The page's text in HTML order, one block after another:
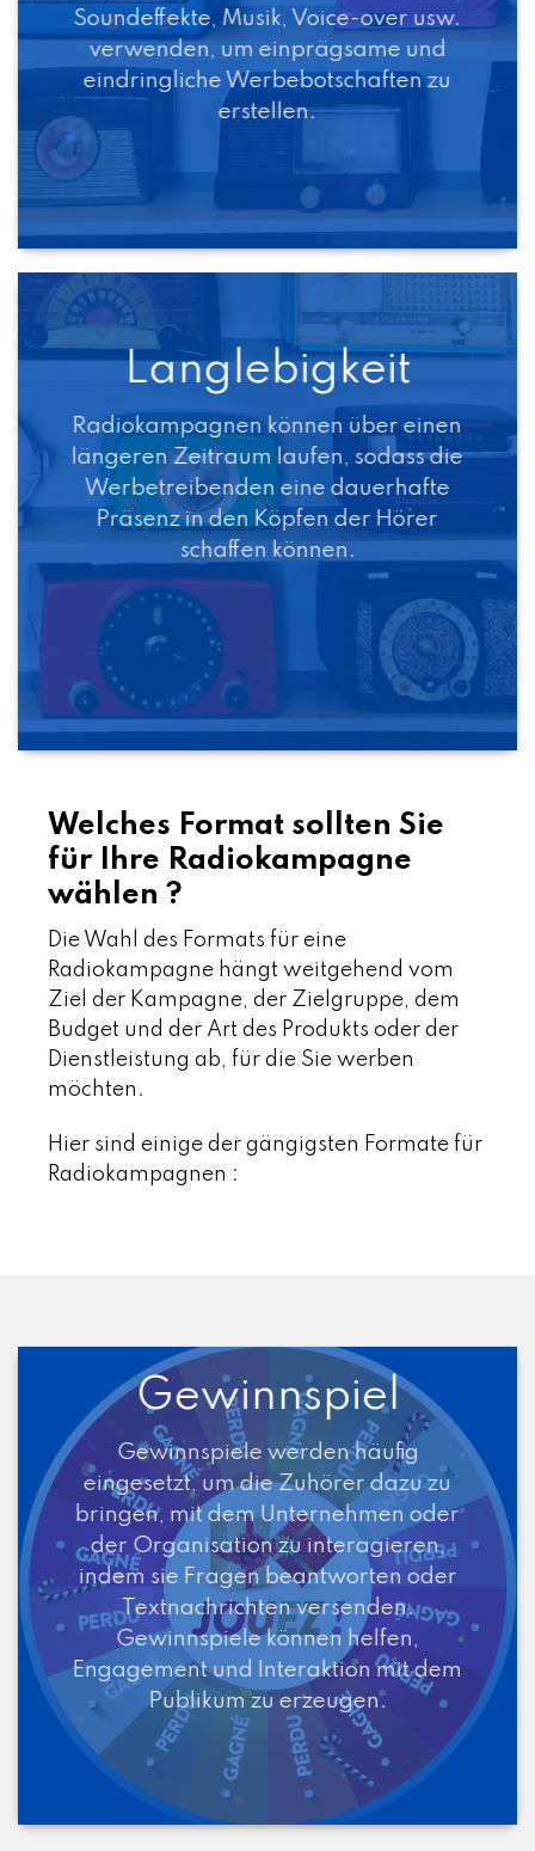
Soundeffekte, Musik, Voice-over usw.
verwenden, um einprägsame und
eindringliche Werbebotschaften zu
erstellen.
Langlebigkeit
Radiokampagnen können über einen
längeren Zeitraum laufen, sodass die
Werbetreibenden eine dauerhafte
Präsenz in den Köpfen der Hörer
schaffen können.
Welches Format sollten Sie
für Ihre Radiokampagne
wählen ?
Die Wahl des Formats für eine
Radiokampagne hängt weitgehend vom
Ziel der Kampagne, der Zielgruppe, dem
Budget und der Art des Produkts oder der
Dienstleistung ab, für die Sie werben
möchten.
Hier sind einige der gängigsten Formate für
Radiokampagnen :
Gewinnspiel
Gewinnspiele werden häufig
eingesetzt, um die Zuhörer dazu zu
bringen, mit dem Unternehmen oder
der Organisation zu interagieren,
indem sie Fragen beantworten oder
Textnachrichten versenden.
Gewinnspiele können helfen,
Engagement und Interaktion mit dem
Publikum zu erzeugen.